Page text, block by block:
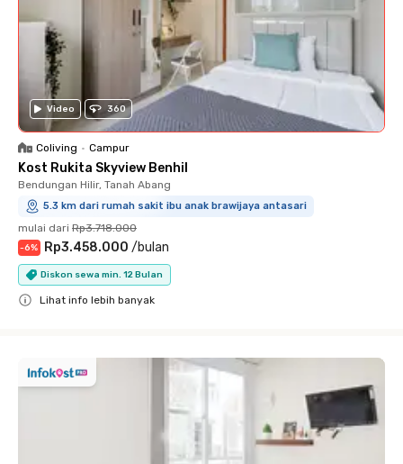
Video 360
Coliving • Campur
Kost Rukita Skyview Benhil
Bendungan Hilir, Tanah Abang
5.3 km dari rumah sakit ibu anak brawijaya antasari
mulai dari Rp3.718.000
-6% Rp3.458.000 /bulan
Diskon sewa min. 12 Bulan
Lihat info lebih banyak